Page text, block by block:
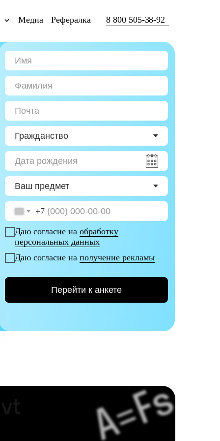
Медиа Рефералка 8 800 505-38-92
+7
Даю согласие на обработку
персональных данных
Даю согласие на получение рекламы
Перейти к анкете